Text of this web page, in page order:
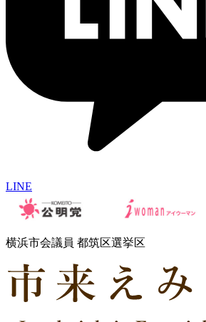
LINE
横浜市会議員 都筑区選挙区